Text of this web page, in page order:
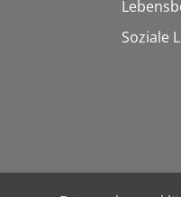
Soziale